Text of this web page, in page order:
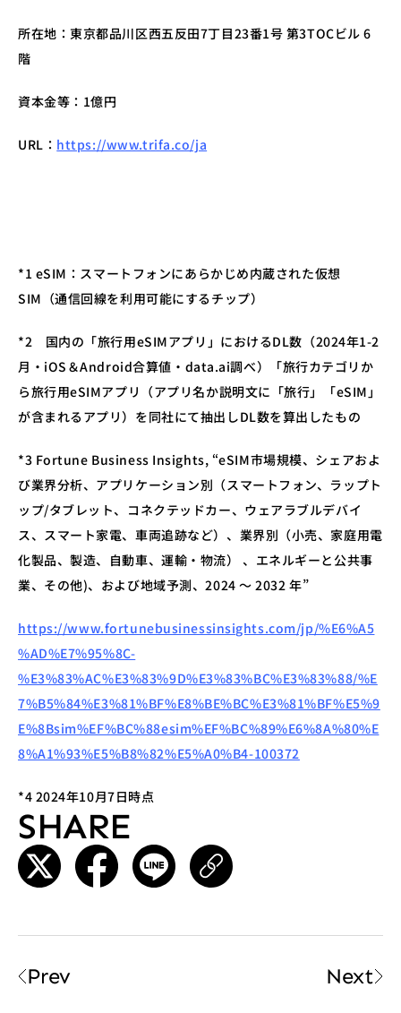
所在地：東京都品川区西五反田7丁目23番1号 第3TOCビル 6
階
資本金等：1億円
URL： https://www.trifa.co/ja
*1 eSIM：スマートフォンにあらかじめ内蔵された仮想
SIM（通信回線を利用可能にするチップ）
*2　国内の「旅行用eSIMアプリ」におけるDL数（2024年1-2
月・iOS＆Android合算値・data.ai調べ）「旅行カテゴリか
ら旅行用eSIMアプリ（アプリ名か説明文に「旅行」「eSIM」
が含まれるアプリ）を同社にて抽出しDL数を算出したもの
*3 Fortune Business Insights, “eSIM市場規模、シェアおよ
び業界分析、アプリケーション別（スマートフォン、ラップト
ップ/タブレット、コネクテッドカー、ウェアラブルデバイ
ス、スマート家電、車両追跡など）、業界別（小売、家庭用電
化製品、製造、自動車、運輸・物流） 、エネルギーと公共事
業、その他)、および地域予測、2024 ～ 2032 年”
https://www.fortunebusinessinsights.com/jp/%E6%A5
%AD%E7%95%8C-
%E3%83%AC%E3%83%9D%E3%83%BC%E3%83%88/%E
7%B5%84%E3%81%BF%E8%BE%BC%E3%81%BF%E5%9
E%8Bsim%EF%BC%88esim%EF%BC%89%E6%8A%80%E
8%A1%93%E5%B8%82%E5%A0%B4-100372
*4 2024年10月7日時点
SHARE
Prev Next